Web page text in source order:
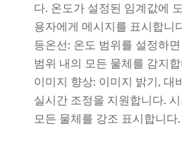
다. 온도가 설정된 임계값에
용자에게 메시지를 표시합니
등온선: 온도 범위를 설정하
범위 내의 모든 물체를 감지
이미지 향상: 이미지 밝기, 대
실시간 조정을 지원합니다.
모든 물체를 강조 표시합니다.